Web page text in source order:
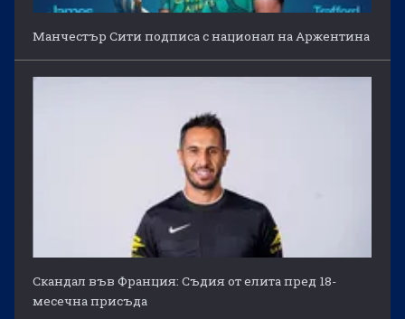
Манчестър Сити подписа с национал на Аржентина
Скандал във Франция: Съдия от елита пред 18-
месечна присъда